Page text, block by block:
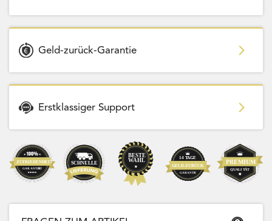
Geld-zurück-Garantie
Erstklassiger Support